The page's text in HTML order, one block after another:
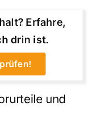
Erfahre,
drin ist.
und